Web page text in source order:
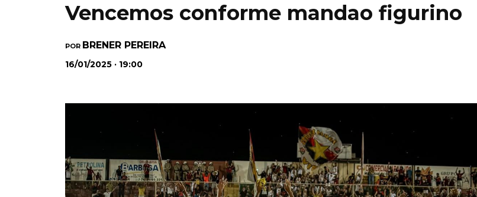
Vencemos conforme mandao figurino
POR BRENER PEREIRA
16/01/2025 · 19:00